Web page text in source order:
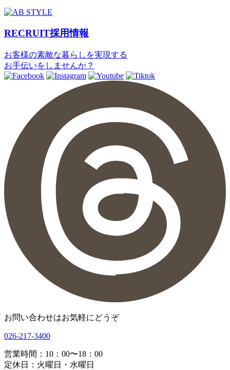
RECRUIT採用情報
お客様の素敵な暮らしを実現する
お手伝いをしませんか？
お問い合わせはお気軽にどうぞ
026-217-3400
営業時間：10：00〜18：00
定休日：火曜日・水曜日